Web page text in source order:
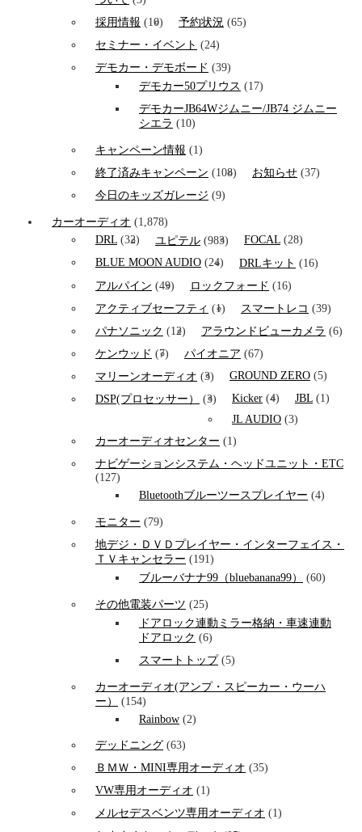
採用情報 (10) 予約状況 (65)
セミナー・イベント (24)
デモカー・デモボード (39)
デモカー50プリウス (17)
デモカーJB64Wジムニー/JB74 ジムニー
シエラ (10)
キャンペーン情報 (1)
終了済みキャンペーン (108) お知らせ (37)
今日のキッズガレージ (9)
カーオーディオ (1,878)
DRL (32) ユピテル (983) FOCAL (28)
BLUE MOON AUDIO (24) DRLキット (16)
アルパイン (49) ロックフォード (16)
アクティブセーフティ (1) スマートレコ (39)
パナソニック (12) アラウンドビューカメラ (6)
ケンウッド (7) パイオニア (67)
マリーンオーディオ (3) GROUND ZERO (5)
DSP(プロセッサー）
(3) Kicker (4) JBL (1)
JL AUDIO (3)
カーオーディオセンター (1)
ナビゲーションシステム・ヘッドユニット・ETC
(127)
Bluetoothブルーツースプレイヤー (4)
モニター (79)
地デジ・ＤＶＤプレイヤー・インターフェイス・
ＴＶキャンセラー (191)
ブルーバナナ99（bluebanana99）
(60)
その他電装パーツ (25)
ドアロック連動ミラー格納・車速連動
ドアロック (6)
スマートトップ(5)
カーオーディオ(アンプ・スピーカー・ウーハ
ー）
(154)
Rainbow (2)
デッドニング (63)
ＢＭＷ・MINI専用オーディオ (35)
VW専用オーディオ (1)
メルセデスベンツ専用オーディオ (1)